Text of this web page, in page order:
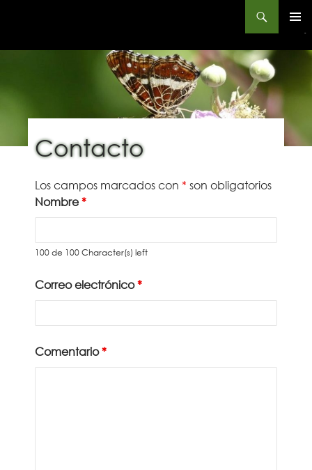
Instituto Alavés de la Naturaleza – Arabako Natur Institutua
Contacto
Los campos marcados con * son obligatorios
Nombre*
100 de 100 Character(s) left
Correo electrónico*
Comentario*